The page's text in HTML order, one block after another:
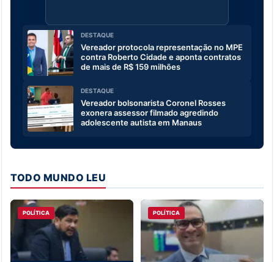
DESTAQUE
Vereador protocola representação no MPE
contra Roberto Cidade e aponta contratos
de mais de R$ 159 milhões
DESTAQUE
Vereador bolsonarista Coronel Rosses
exonera assessor filmado agredindo
adolescente autista em Manaus
TODO MUNDO LEU
POLÍTICA POLÍTICA